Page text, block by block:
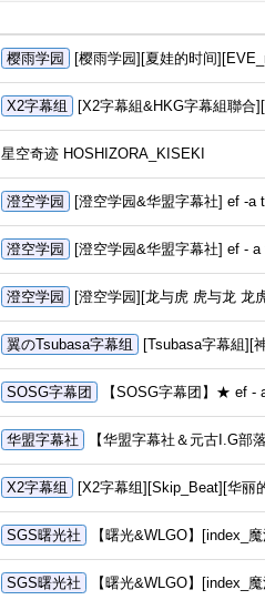
樱雨学园 [樱雨学园][夏娃的时间
X2字幕组 [X2字幕組&HKG字幕組聯合
星空奇迹 HOSHIZORA_KISEKI
澄空学园 [澄空学园&华盟字幕社] ef -a
澄空学园 [澄空学园&华盟字幕社] ef -
澄空学园 [澄空学园][龙与虎 虎与龙 龙
翼のTsubasa字幕组 [Tsubasa字幕組][
SOSG字幕团 【SOSG字幕团】★ ef -
华盟字幕社 【华盟字幕社＆元古I.G部
X2字幕组 [X2字幕组][Skip_Beat][华丽
SGS曙光社 【曙光&WLGO】[index_
SGS曙光社 【曙光&WLGO】[index_